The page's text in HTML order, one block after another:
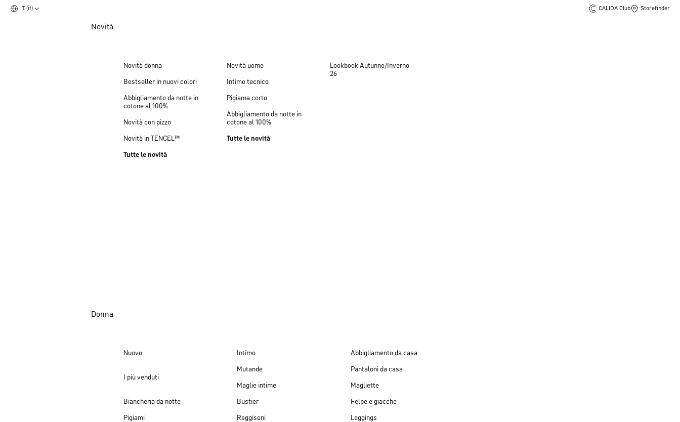
IT (it) CALIDA Club Storefinder
Vai al contenuto principaleNovità
Novità donna
Bestseller in nuovi colori
Abbigliamento da notte in
cotone al 100%
Novità con pizzo
Novità in TENCEL™
Tutte le novità
Novità uomo
Intimo tecnico
Pigiama corto
Abbigliamento da notte in
cotone al 100%
Tutte le novità
Lookbook Autunno/Inverno
26
Donna
Nuovo
I più venduti
Biancheria da notte
Pigiami
Intimo
Mutande
Maglie intime
Bustier
Reggiseni
Abbigliamento da casa
Pantaloni da casa
Magliette
Felpe e giacche
Leggings